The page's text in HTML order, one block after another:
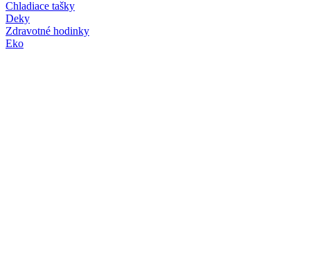
Chladiace tašky
Deky
Zdravotné hodinky
Eko